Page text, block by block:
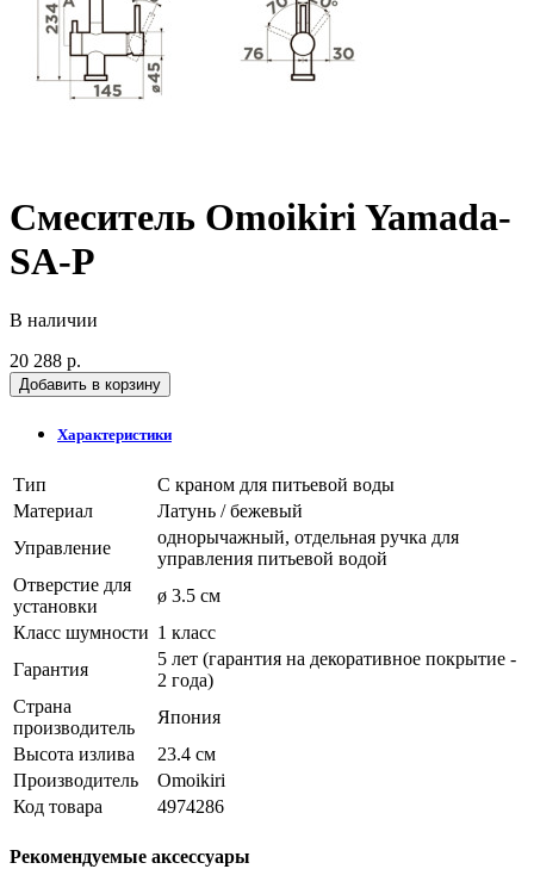
Смеситель Omoikiri Yamada-
SA-P
В наличии
20 288 р.
Добавить в корзину
Характеристики
Тип
С краном для питьевой воды
Материал
Латунь / бежевый
Управление
однорычажный, отдельная ручка для
управления питьевой водой
Отверстие для
установки
ø 3.5 см
Класс шумности 1 класс
Гарантия
5 лет (гарантия на декоративное покрытие -
2 года)
Страна
производитель
Япония
Высота излива
23.4 см
Производитель
Omoikiri
Код товара
4974286
Рекомендуемые аксессуары